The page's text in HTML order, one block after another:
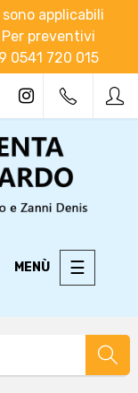
applicabili
preventivi
0541 720 015
Toggle
☰